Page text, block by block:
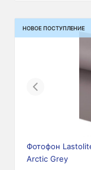
НОВОЕ ПОСТУПЛЕНИЕ
Previous
Фотофон
Arctic Grey